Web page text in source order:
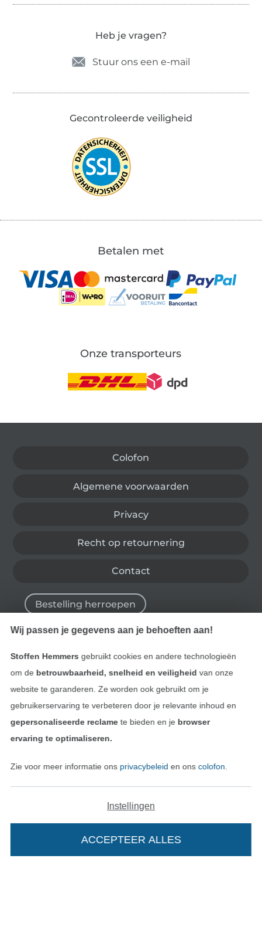
Heb je vragen?
Stuur ons een e-mail
Gecontroleerde veiligheid
Betalen met
Onze transporteurs
Colofon
Algemene voorwaarden
Privacy
Recht op retournering
Contact
Bestelling herroepen
Vind meer inspiratie
Deutsch
Nederlands
Wissel naar de
Wij passen je gegevens aan je behoeften aan!
Stoffen Hemmers gebruikt cookies en andere technologieën
om de betrouwbaarheid, snelheid en veiligheid van onze
website te garanderen. Ze worden ook gebruikt om je
gebruikerservaring te verbeteren door je relevante inhoud en
gepersonaliseerde reclamete bieden en je browser
ervaring te optimaliseren.
Zie voor meer informatie ons privacybeleid en ons colofon
Instellingen
ACCEPTEER ALLES